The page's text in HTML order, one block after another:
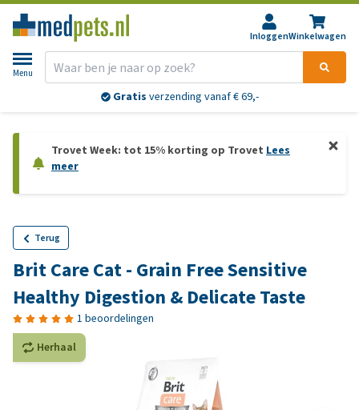
InloggenWinkelwagen
Menu
Gratis verzending vanaf € 69,-
Trovet Week: tot 15% korting op Trovet Lees
meer
Terug
Brit Care Cat - Grain Free Sensitive
Healthy Digestion & Delicate Taste
1 beoordelingen
Herhaal